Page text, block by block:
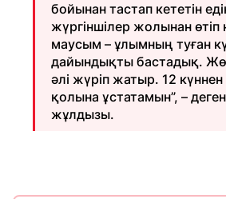
бойынан тастап кететін
жүргіншілер жолынан өтіп
маусым – ұлымның туған
дайындықты бастадық.
әлі жүріп жатыр. 12 күннен
қолына ұстатамын”, –
жұлдызы.